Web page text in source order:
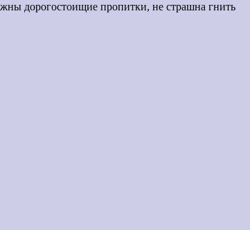
дорогостоищие пропитки, не страшна гнить